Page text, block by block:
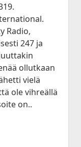
dropdown
menu
days)
2025
Radio,
247 ja
ollutkaan
vielä
ole vihreällä
on..